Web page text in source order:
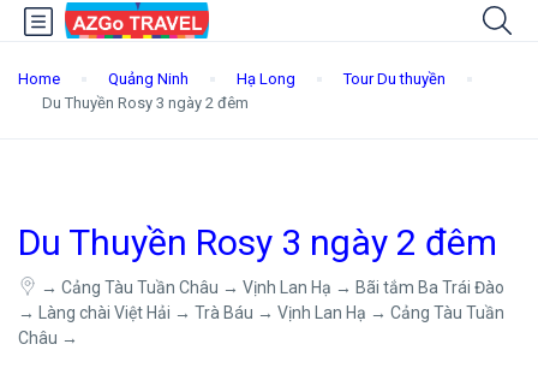
Home Quảng Ninh Hạ Long
Tour Du thuyền
Du Thuyền Rosy 3 ngày 2 đêm
Du Thuyền Rosy 3 ngày 2 đêm
→ Cảng Tàu Tuần Châu → Vịnh Lan Hạ → Bãi tắm Ba Trái Đào
→ Làng chài Việt Hải → Trà Báu → Vịnh Lan Hạ → Cảng Tàu Tuần
Châu →